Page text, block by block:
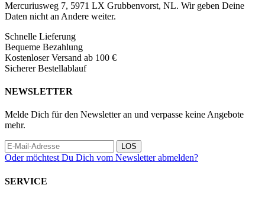
Mercuriusweg 7, 5971 LX Grubbenvorst, NL. Wir geben Deine
Daten nicht an Andere weiter.
Schnelle Lieferung
Bequeme Bezahlung
Kostenloser Versand ab 100 €
Sicherer Bestellablauf
NEWSLETTER
Melde Dich für den Newsletter an und verpasse keine Angebote
mehr.
LOS
Oder möchtest Du Dich vom Newsletter abmelden?
SERVICE